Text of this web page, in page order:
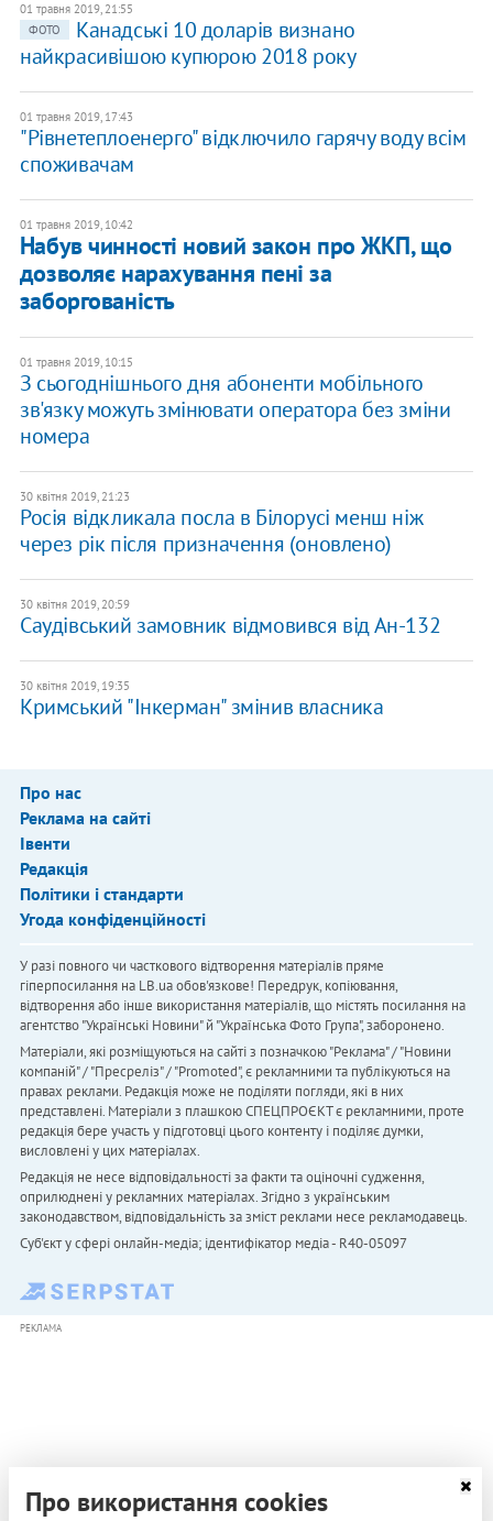
01 травня 2019, 21:55
ФОТО
Канадські 10 доларів визнано
найкрасивішою купюрою 2018 року
01 травня 2019, 17:43
"Рівнетеплоенерго" відключило гарячу воду всім
споживачам
01 травня 2019, 10:42
Набув чинності новий закон про ЖКП, що
дозволяє нарахування пені за
заборгованість
01 травня 2019, 10:15
З сьогоднішнього дня абоненти мобільного
зв'язку можуть змінювати оператора без зміни
номера
30 квітня 2019, 21:23
Росія відкликала посла в Білорусі менш ніж
через рік після призначення (оновлено)
30 квітня 2019, 20:59
Саудівський замовник відмовився від Ан-132
30 квітня 2019, 19:35
Кримський "Інкерман" змінив власника
Про нас
Реклама на сайті
Івенти
Редакція
Політики і стандарти
Угода конфіденційності
У разі повного чи часткового відтворення матеріалів пряме
гіперпосилання на LB.ua обов'язкове! Передрук, копіювання,
відтворення або інше використання матеріалів, що містять посилання на
агентство "Українськi Новини" й "Українська Фото Група", заборонено.
Матеріали, які розміщуються на сайті з позначкою "Реклама" / "Новини
компаній" / "Пресреліз" / "Promoted", є рекламними та публікуються на
правах реклами. Редакція може не поділяти погляди, які в них
представлені. Матеріали з плашкою СПЕЦПРОЄКТ є рекламними, проте
редакція бере участь у підготовці цього контенту і поділяє думки,
висловлені у цих матеріалах.
Редакція не несе відповідальності за факти та оціночні судження,
оприлюднені у рекламних матеріалах. Згідно з українським
законодавством, відповідальність за зміст реклами несе рекламодавець.
Cуб'єкт у сфері онлайн-медіа; ідентифікатор медіа - R40-05097
РЕКЛАМА
Про використання cookies